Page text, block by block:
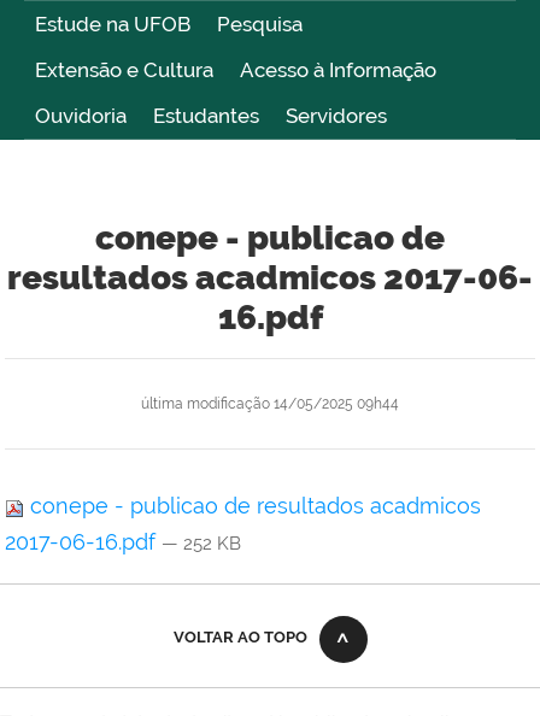
Estude na UFOB
Pesquisa
Extensão e Cultura
Acesso à Informação
Ouvidoria
Estudantes Servidores
conepe - publicao de
resultados acadmicos 2017-06-
16.pdf
última modificação 14/05/2025 09h44
conepe - publicao de resultados acadmicos
2017-06-16.pdf — 252 KB
VOLTAR AO TOPO